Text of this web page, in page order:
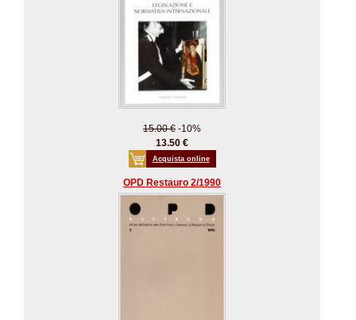
15.00 € -10%
13.50 €
Acquista online
OPD Restauro 2/1990